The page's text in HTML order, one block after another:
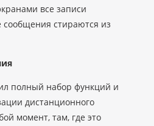
все записи
сообщения стираются из
полный набор функций и
дистанционного
момент, там, где это